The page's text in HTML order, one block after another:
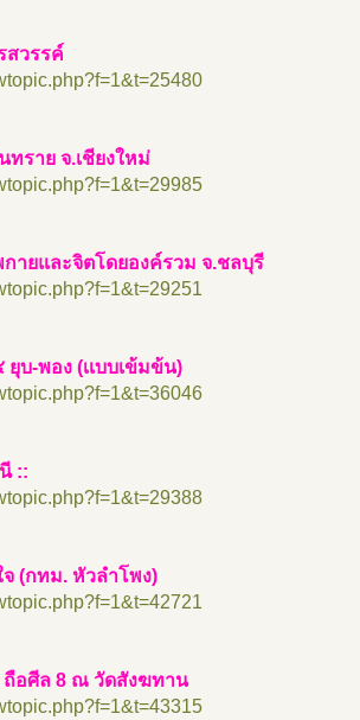
สวรรค์
ราย จ.เชียงใหม่
ายและจิตโดยองค์รวม จ.ชลบุรี
บ-พอง (เเบบเข้มข้น)
::
(กทม. หัวลำโพง)
อศีล 8 ณ วัดสังฆทาน